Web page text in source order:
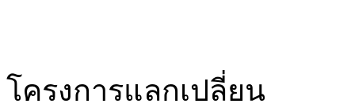
โครงการแลกเปลี่ยน